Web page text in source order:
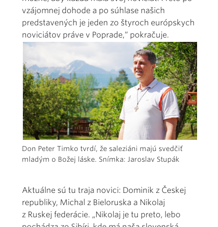
vzájomnej dohode a po súhlase našich
predstavených je jeden zo štyroch európskych
noviciátov práve v Poprade,“ pokračuje.
Don Peter Timko tvrdí, že saleziáni majú svedčiť
mladým o Božej láske. Snímka: Jaroslav Stupák
Aktuálne sú tu traja novici: Dominik z Českej
republiky, Michal z Bieloruska a Nikolaj
z Ruskej federácie. „Nikolaj je tu preto, lebo